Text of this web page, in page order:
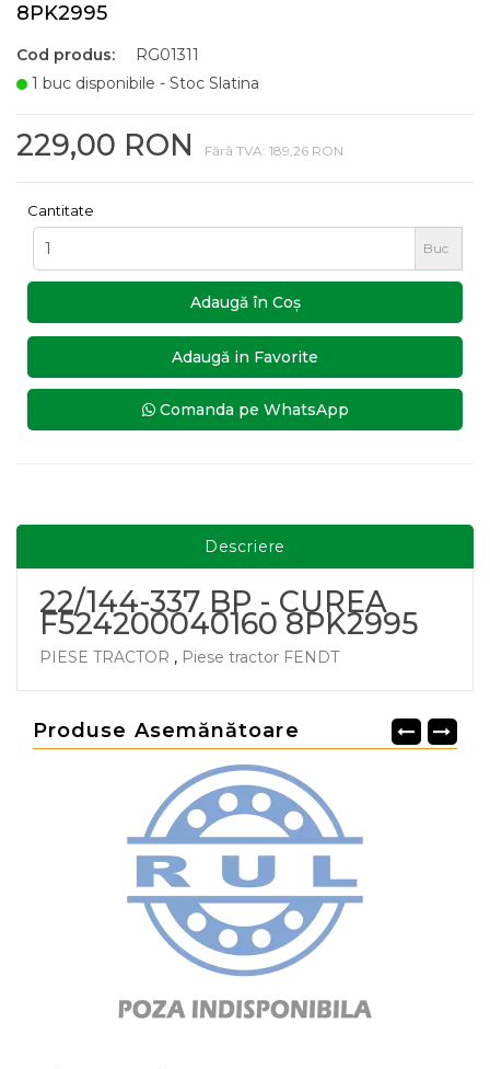
8PK2995
Cod produs:
RG01311
1 buc disponibile - Stoc Slatina
229,00 RON Fără TVA: 189,26 RON
Cantitate
Buc
Adaugă în Coş
Adaugă in Favorite
Comanda pe WhatsApp
Descriere
22/144-337 BP - CUREA
F524200040160 8PK2995
PIESE TRACTOR , Piese tractor FENDT
Produse Asemănătoare